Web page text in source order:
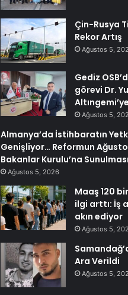
Çin-Rusya
Rekor Artış
Ağustos 5,
Gediz
görevi Dr.
Ağustos 5,
Almanya’da İstihbaratın
Genişliyor… Reformun
Bakanlar Kurulu’na
Ağustos 5, 2026
Maaş 120
ilgi arttı: İş
akın ediyor
Ağustos 5,
Ara Verildi
Ağustos 5,